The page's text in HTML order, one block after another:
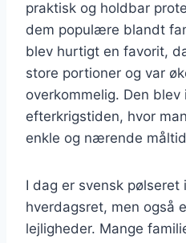
praktisk og holdbar
dem populære blandt
blev hurtigt en favorit,
store portioner og var
overkommelig. Den
efterkrigstiden, hvor
enkle og nærende
I dag er svensk pølseret
hverdagsret, men også
lejligheder. Mange